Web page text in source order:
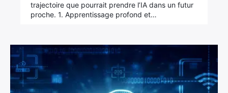
trajectoire que pourrait prendre l’IA dans un futur
proche. 1. Apprentissage profond et…